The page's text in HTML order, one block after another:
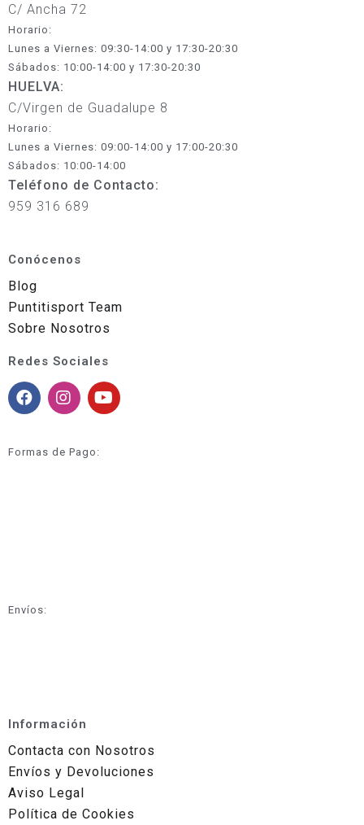
C/ Ancha 72
Horario:
Lunes a Viernes: 09:30-14:00 y 17:30-20:30
Sábados: 10:00-14:00 y 17:30-20:30
HUELVA:
C/Virgen de Guadalupe 8
Horario:
Lunes a Viernes: 09:00-14:00 y 17:00-20:30
Sábados: 10:00-14:00
Teléfono de Contacto:
959 316 689
Conócenos
Blog
Puntitisport Team
Sobre Nosotros
Redes Sociales
Formas de Pago:
Envíos:
Información
Contacta con Nosotros
Envíos y Devoluciones
Aviso Legal
Política de Cookies